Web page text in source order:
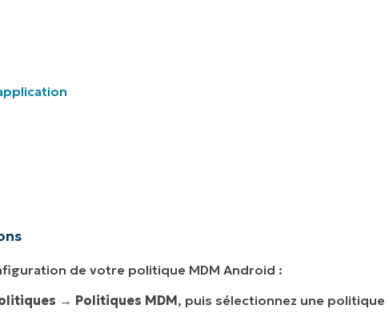
de votre politique MDM Android :
→ Politiques MDM, puis sélectionnez une politique